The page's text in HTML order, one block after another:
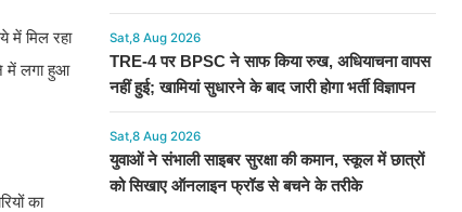
में मिल रहा
में लगा हुआ
का
पार्टी’
Sat,8 Aug 2026
TRE-4 पर BPSC ने साफ किया रुख, अधियाचना वापस
नहीं हुई; खामियां सुधारने के बाद जारी होगा भर्ती विज्ञापन
Sat,8 Aug 2026
युवाओं ने संभाली साइबर सुरक्षा की कमान, स्कूल में छात्रों
को सिखाए ऑनलाइन फ्रॉड से बचने के तरीके